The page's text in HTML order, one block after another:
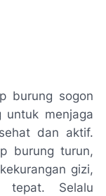
burung sogon
untuk menjaga
dan aktif.
burung turun,
gizi,
tepat. Selalu